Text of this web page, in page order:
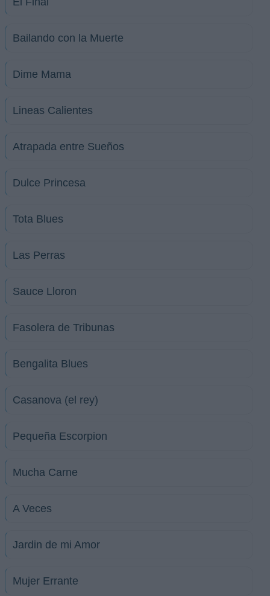
Bailando con la Muerte
Dime Mama
Lineas Calientes
Atrapada entre Sueños
Dulce Princesa
Tota Blues
Las Perras
Sauce Lloron
Fasolera de Tribunas
Bengalita Blues
Casanova (el rey)
Pequeña Escorpion
Mucha Carne
A Veces
Jardin de mi Amor
Mujer Errante